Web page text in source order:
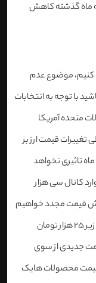
به ماه گذشته کاهش
کنیم، موضوع عدم
با توجه به انتخابات
متحده آمریکا
تغییرات قیمت ارز بر
تاثیری نخواهد
کانال سی هزار
قیمت مجدد خواهیم
بود و اگر شرایط جوری رقم بخورد که قیمت ارز تا زیر 25 هزار تومان
جدیدی از سوی
محصولات هایک